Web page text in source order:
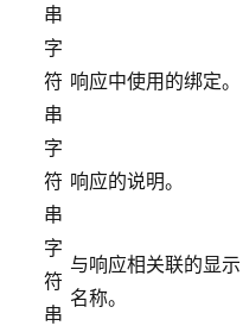
串
字
符
串
响应中使用的绑定。
字
符
串
响应的说明。
字
符
串
与响应相关联的显示
名称。